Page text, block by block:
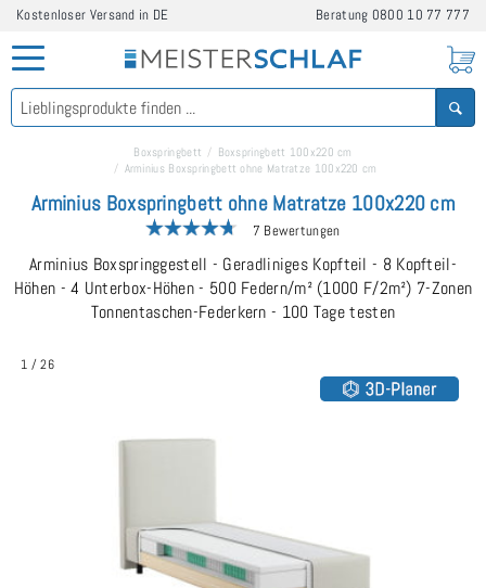
Kostenloser Versand in DE Beratung 0800 10 77 777
Boxspringbett
Boxspringbett 100x220 cm
Arminius Boxspringbett ohne Matratze 100x220 cm
Arminius Boxspringbett ohne Matratze 100x220 cm
7 Bewertungen
Arminius Boxspringgestell - Geradliniges Kopfteil - 8 Kopfteil-
Höhen - 4 Unterbox-Höhen - 500 Federn/m² (1000 F/2m²) 7-Zonen
Tonnentaschen-Federkern - 100 Tage testen
1 /26